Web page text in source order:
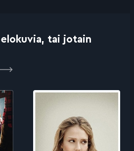
elokuvia, tai jotain